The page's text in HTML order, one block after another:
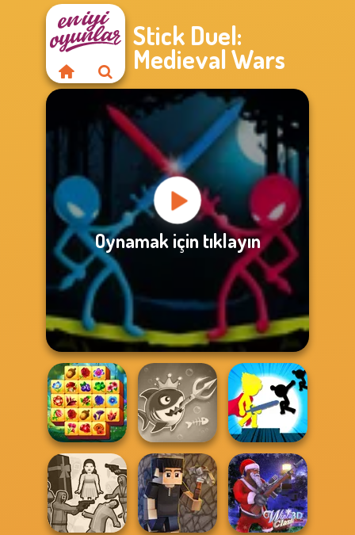
Stick Duel:
Medieval Wars
Oynamak için tıklayın
Spring Tile
Master
Fish Stab Getting
Big
Stickman The
Flash